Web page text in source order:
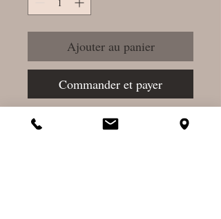
Ajouter au panier
Commander et payer
Décongestionnant -